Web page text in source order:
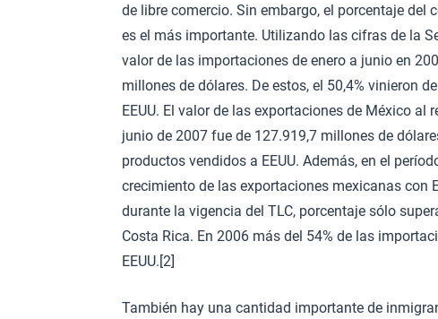
de libre comercio. Sin embargo, el porcentaje del
es el más importante. Utilizando las cifras de la
valor de las importaciones de enero a junio en
millones de dólares. De estos, el 50,4% vinieron
EEUU. El valor de las exportaciones de México al
junio de 2007 fue de 127.919,7 millones de
productos vendidos a EEUU. Además, en el
crecimiento de las exportaciones mexicanas con
durante la vigencia del TLC, porcentaje sólo
Costa Rica. En 2006 más del 54% de las
EEUU.[2]
También hay una cantidad importante de